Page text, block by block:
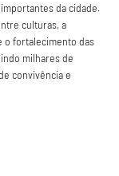
da cidade.
culturas, a
o fortalecimento das
milhares de
convivência e